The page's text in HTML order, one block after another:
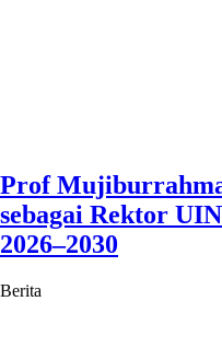
Prof
sebagai Rektor
2026–2030
Berita